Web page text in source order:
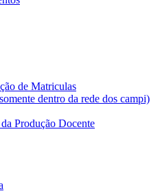
de Matriculas
dentro da rede dos campi)
Produção Docente